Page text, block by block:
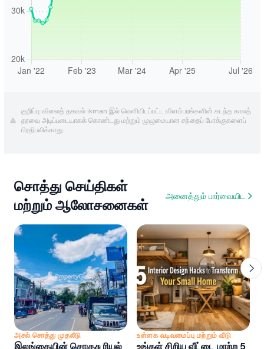
குறிப்பு: விலைத் தகவல் ikman இல் வெளியிடப்பட்ட விளம்பரங்களின் கடந்த காலத்
தரவை அடிப்படையாகக் கொண்டது மற்றும் முழுமையான சந்தைப் போக்குகளைப்
பிரதிபலிக்காது.
சொத்து செய்திகள்
மற்றும் ஆலோசனைகள்
அனைத்தும் பார்வையிட
அசல் சொத்து முதலீடு
இலங்கையின் சொகுசு ரியல்
உள்ளக வடிவமைப்பு மற்றும் வீடு
உங்கள் சிறிய வீட்டை மாற்ற 5